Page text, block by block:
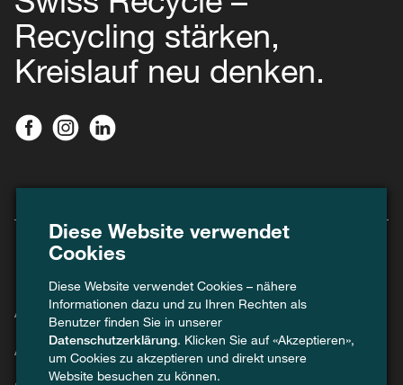
Recycling stärken,
Kreislauf neu denken.
Agenda
Aktuell
Diese Website verwendet
Cookies
Diese Website verwendet Cookies – nähere
Informationen dazu und zu Ihren Rechten als
Benutzer finden Sie in unserer
Datenschutzerklärung. Klicken Sie auf «Akzeptieren»,
um Cookies zu akzeptieren und direkt unsere
Website besuchen zu können.